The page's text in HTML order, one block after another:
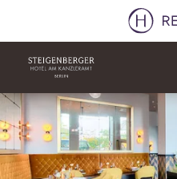
Слайд 1 з 1
09.08.2026
1 Кімната(и) ⋅ 1 Дорослий